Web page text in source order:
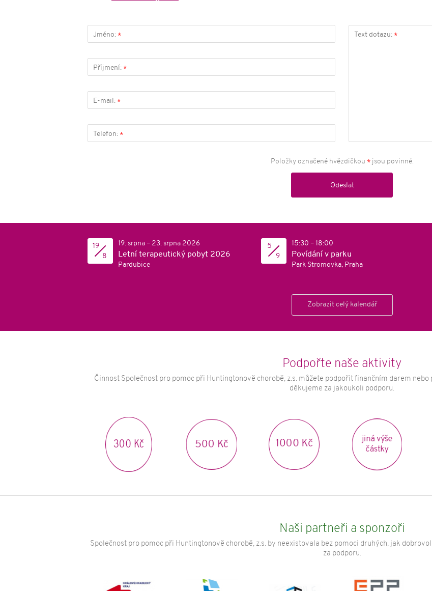
Jméno: *
Příjmení: *
E-mail: *
Telefon: *
Text dotazu: *
Položky označené hvězdičkou *jsou povinné.
Odeslat
19
8
19. srpna – 23. srpna 2026
Letní terapeutický pobyt 2026
Pardubice
5
9
15:30 – 18:00
Povídání v parku
Park Stromovka, Praha
Zobrazit celý kalendář
Podpořte naše aktivity
Činnost Společnost pro pomoc při Huntingtonově chorobě, z.s. můžete podpořit finančním darem
děkujeme za jakoukoli podporu.
300 Kč 500 Kč 1000 Kč
jiná výše
částky
Naši partneři a sponzoři
Společnost pro pomoc při Huntingtonově chorobě, z.s. by neexistovala bez pomoci druhých, jak
za podporu.